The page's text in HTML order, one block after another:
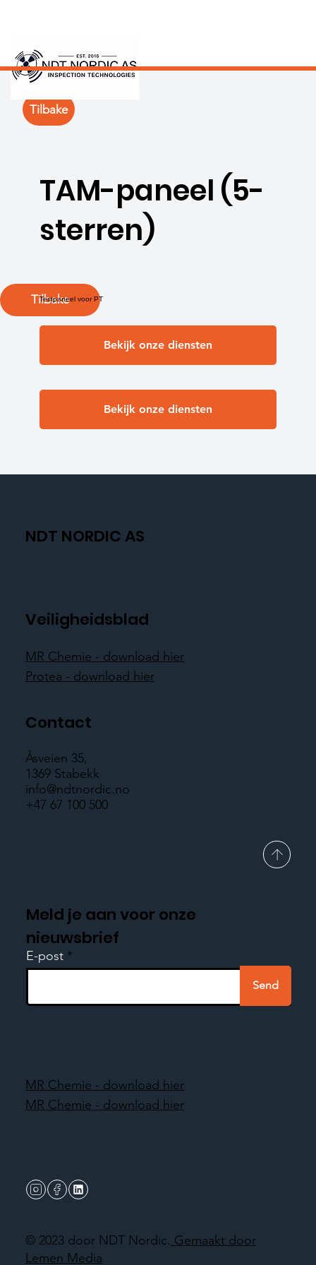
Tilbake
TAM-paneel (5-
sterren)
Testpaneel voor PT
Bekijk onze diensten
Bekijk onze diensten
Tilbake
NDT NORDIC AS
Veiligheidsblad
MR Chemie - download hier
Protea - download hier
Contact
Åsveien 35,
1369 Stabekk
info@ndtnordic.no
+47 67 100 500
Meld je aan voor onze
nieuwsbrief
E-post
Send
© 2023 door NDT Nordic. Gemaakt door
Lemen Media
MR Chemie - download hier
MR Chemie - download hier